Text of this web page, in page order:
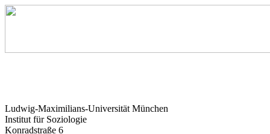
Ludwig-Maximilians-Universität München
Institut für Soziologie
Konradstraße 6